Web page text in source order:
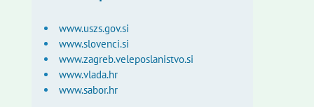
www.uszs.gov.si
www.slovenci.si
www.zagreb.veleposlanistvo.si
www.vlada.hr
www.sabor.hr